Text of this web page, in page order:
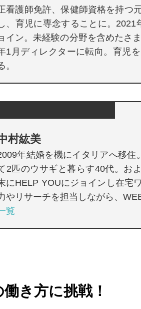
看護師免許、保健師資格を持つ
、育児に専念することに。2021
イン。未経験の分野を含めたさ
1月ディレクターに転向。育児
。
村紘美
年結婚を機にイタリアへ移住
2匹のウサギと暮らす40代。お
にHELP YOUにジョインし在宅
やリサーチを担当しながら、
覧
き方に挑戦！